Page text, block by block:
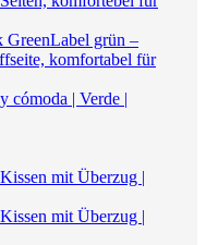
cómoda | Verde |